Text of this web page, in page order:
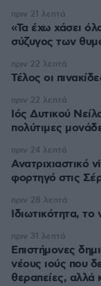
«Τα έχω χάσει
σύζυγος των
πριν 21 λεπτά
Τέλος οι
πριν 22 λεπτά
Ιός Δυτικού
πολύτιμες
πριν 22 λεπτά
Ανατριχιαστικό
φορτηγό στις
πριν 24 λεπτά
Ιδιωτικότητα,
πριν 28 λεπτά
Επιστήμονες
νέους ιούς που
θεραπείες, αλλά
πριν 31 λεπτά